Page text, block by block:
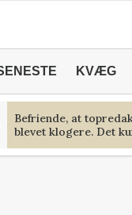
KVÆG
Befriende, at
blevet klogere. Det